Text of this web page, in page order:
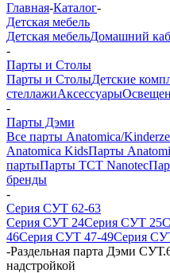
Главная-Каталог-
Детская мебель
Детская мебельДомашний
-
Парты и Столы
Парты и СтолыДетские
стеллажиАксессуары
-
Парты Дэми
Все парты Anatomica/
Anatomica KidsПарты
партыПарты TCT Nanotec
бренды
-
Серия СУТ 62-63
Серия СУТ 24Серия СУТ 25
46Серия СУТ 47-49Серия
-Раздельная парта Дэми
надстройкой